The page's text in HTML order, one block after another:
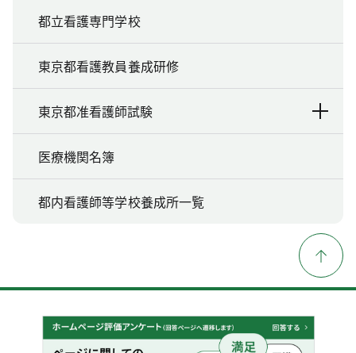
都立看護専門学校
東京都看護教員養成研修
東京都准看護師試験
医療機関名簿
都内看護師等学校養成所一覧